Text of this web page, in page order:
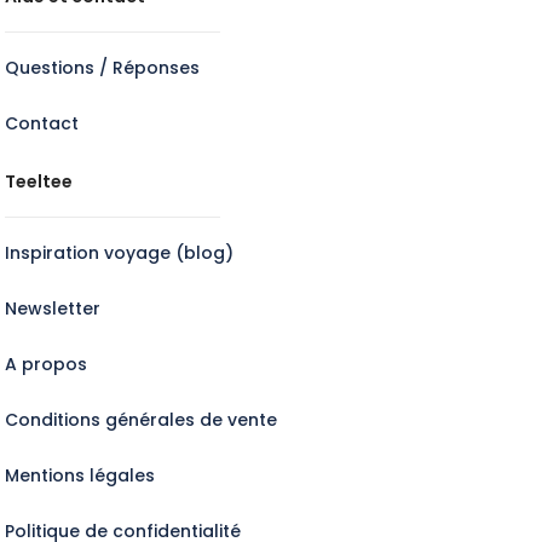
Questions / Réponses
Contact
Teeltee
Inspiration voyage (blog)
Newsletter
A propos
Conditions générales de vente
Mentions légales
Politique de confidentialité